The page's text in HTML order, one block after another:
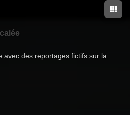
avec des reportages fictifs sur la